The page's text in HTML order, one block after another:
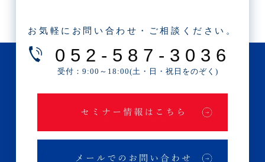
・2025年4月(1記事)
・2025年2月(3記事)
・2025年1月(1記事)
・2024年11月(2記事)
お気軽にお問い合わせ・ご相談ください。
052-587-3036
受付：9:00～18:00(土・日・祝日をのぞく)